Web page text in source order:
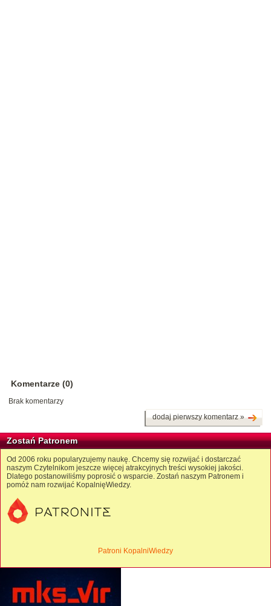
Komentarze (0)
Brak komentarzy
dodaj pierwszy komentarz »
Zostań Patronem
Od 2006 roku popularyzujemy naukę. Chcemy się rozwijać i dostarczać
naszym Czytelnikom jeszcze więcej atrakcyjnych treści wysokiej jakości.
Dlatego postanowiliśmy poprosić o wsparcie. Zostań naszym Patronem i
pomóż nam rozwijać KopalnięWiedzy.
Patroni KopalniWiedzy